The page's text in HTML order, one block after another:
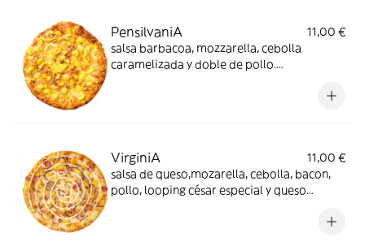
PensilvaniA
11,00 €
salsa barbacoa, mozzarella, cebolla
caramelizada y doble de pollo.
con el dulzor de la barbacoa y la cebolla.
VirginiA
11,00 €
salsa de queso,mozarella, cebolla, bacon,
pollo, looping césar especial y queso